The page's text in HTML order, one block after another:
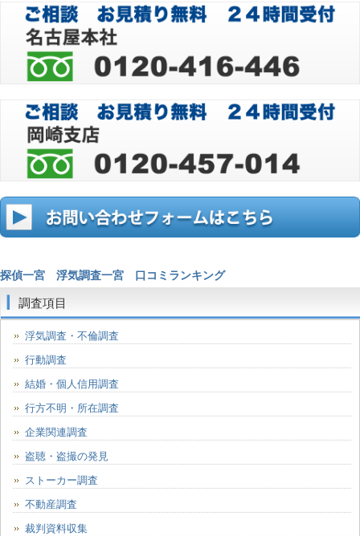
探偵一宮 浮気調査一宮 口コミランキング
調査項目
浮気調査・不倫調査
行動調査
結婚・個人信用調査
行方不明・所在調査
企業関連調査
盗聴・盗撮の発見
ストーカー調査
不動産調査
裁判資料収集